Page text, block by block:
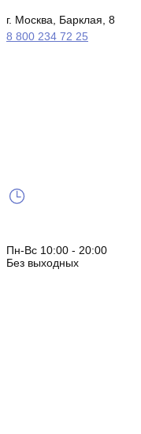
г. Москва, Барклая, 8
8 800 234 72 25
Пн-Вс 10:00 - 20:00
Без выходных